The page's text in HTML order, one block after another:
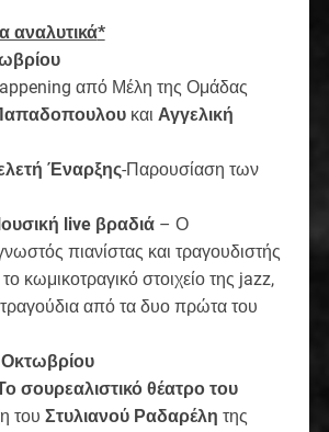
αναλυτικά*
από Μέλη της Ομάδας
και Αγγελική
Έναρξης-Παρουσίαση των
live βραδιά– Ο
πιανίστας και τραγουδιστής
κωμικοτραγικό στοιχείο της jazz,
από τα δυο πρώτα του
σουρεαλιστικό θέατρο του
του Στυλιανού Ραδαρέλη της